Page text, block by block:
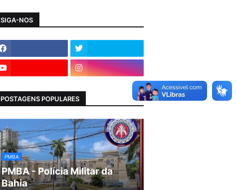
SIGA-NOS
POSTAGENS POPULARES
PMBA
PMBA - Polícia Militar da
Bahia